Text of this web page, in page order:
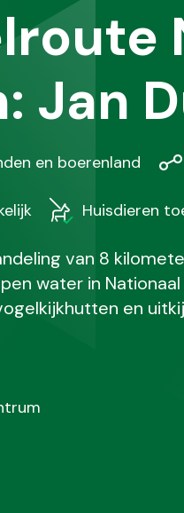
Jan
en boerenland
Huisdieren
van 8
water in
en